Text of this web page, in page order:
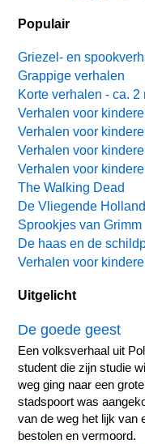
Populair
Griezel- en
Grappige verhalen
Korte verhalen - ca. 2
Verhalen voor
Verhalen voor
Verhalen voor
Verhalen voor
The Walking Dead
De Vliegende
Sprookjes van Grimm
De haas en de
Verhalen voor
Uitgelicht
De goede geest
Een volksverhaal uit
student die zijn studie
weg ging naar een
stadspoort was
van de weg het lijk van
bestolen en vermoord.